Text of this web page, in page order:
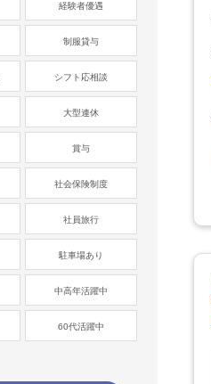
経験者優遇
制服貸与
シフト応相談
大型連休
賞与
社会保険制度
社員旅行
駐車場あり
中高年活躍中
60代活躍中